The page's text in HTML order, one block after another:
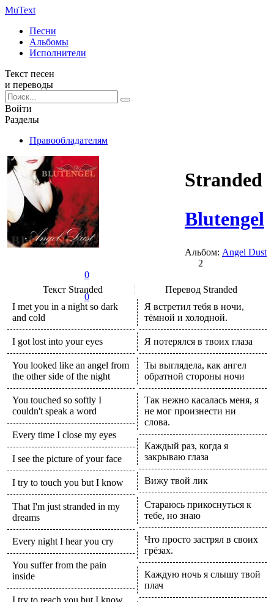
MuText
Песни
Альбомы
Исполнители
Текст песен
и переводы
Войти
Разделы
Правообладателям
0
0
Stranded
Blutengel
Альбом: Angel Dust
2
Текст Stranded Перевод Stranded
I met you in a night so dark
and cold
I got lost into your eyes
You looked like an angel from
the other side of the night
You touched so softly I
couldn't speak a word
Every time I close my eyes
I see the picture of your face
I try to touch you but I know
That I'm just stranded in my
dreams
Every night I hear you cry
You suffer from the pain
inside
I try to reach you but I know
Я встретил тебя в ночи,
тёмной и холодной.
Я потерялся в твоих глаза
Ты выглядела, как ангел
обратной стороны ночи
Так нежно касалась меня, я
не мог произнести ни
слова.
Каждый раз, когда я
закрываю глаза
Вижу твой лик
Стараюсь прикоснуться к
тебе, но знаю
Что просто застрял в своих
грёзах.
Каждую ночь я слышу твой
плач